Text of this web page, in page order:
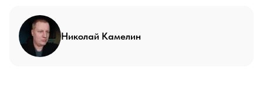
Николай Камелин